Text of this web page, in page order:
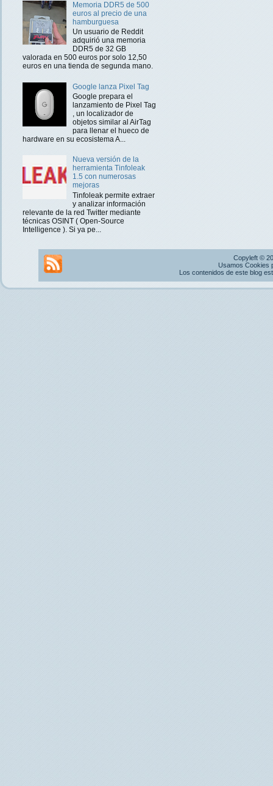
Memoria DDR5 de 500
euros al precio de una
hamburguesa
Un usuario de Reddit
adquirió una memoria
DDR5 de 32 GB
valorada en 500 euros por solo 12,50
euros en una tienda de segunda mano.
Google lanza Pixel Tag
Google prepara el
lanzamiento de Pixel Tag
, un localizador de
objetos similar al AirTag
para llenar el hueco de
hardware en su ecosistema A...
Nueva versión de la
herramienta Tinfoleak
1.5 con numerosas
mejoras
Tinfoleak permite extraer
y analizar información
relevante de la red Twitter mediante
técnicas OSINT ( Open-Source
Intelligence ). Si ya pe...
Copyleft ©
Usamos Cookies
Los contenidos de este blog